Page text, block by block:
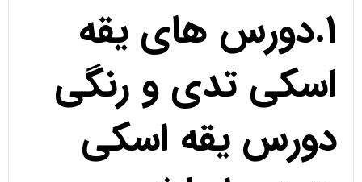
1.دورس های یقه
اسکی تدی و رنگی
دورس یقه اسکی